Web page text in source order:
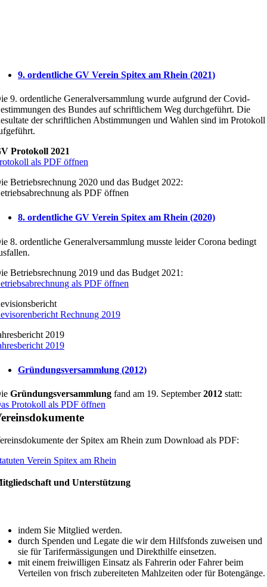
9. ordentliche GV Verein Spitex am Rhein (2021)
9. ordentliche Generalversammlung wurde aufgrund der Covid-
des Bundes auf schriftlichem Weg durchgeführt. Die
der schriftlichen Abstimmungen und Wahlen sind im Protokoll
Protokoll 2021
als PDF öffnen
Betriebsrechnung 2020 und das Budget 2022:
als PDF öffnen
8. ordentliche GV Verein Spitex am Rhein (2020)
8. ordentliche Generalversammlung musste leider Corona bedingt
Betriebsrechnung 2019 und das Budget 2021:
als PDF öffnen
Rechnung 2019
2019
2019
Gründungsversammlung (2012)
Gründungsversammlung fand am 19. September2012 statt:
Protokoll als PDF öffnen
der Spitex am Rhein zum Download als PDF:
Verein Spitex am Rhein
und Unterstützung
indem Sie Mitglied werden.
durch Spenden und Legate die wir dem Hilfsfonds zuweisen und
sie für Tarifermässigungen und Direkthilfe einsetzen.
mit einem freiwilligen Einsatz als Fahrerin oder Fahrer beim
Verteilen von frisch zubereiteten Mahlzeiten oder für Botengänge.